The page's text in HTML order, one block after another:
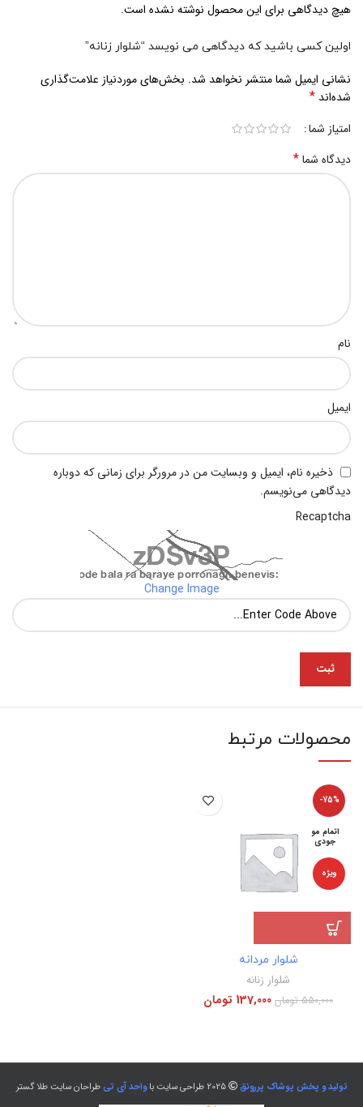
هیچ دیدگاهی برای این محصول نوشته نشده است.
اولین کسی باشید که دیدگاهی می نویسد “شلوار زنانه”
نشانی ایمیل شما منتشر نخواهد شد. بخش‌های موردنیاز علامت‌گذاری
شده‌اند *
امتیاز شما
دیدگاه شما*
نام
ایمیل
ذخیره نام، ایمیل و وبسایت من در مرورگر برای زمانی که دوباره
دیدگاهی می‌نویسم.
Recaptcha
Change Image
محصولات مرتبط
-75%
اتمام مو
جودی
ویژه
شلوار مردانه
شلوار زنانه
550,000 تومان 137,000 تومان
تولید و پخش پوشاک پررونق 2025 طراحی سایت با واحد آی تیطراحان سایت طلا گستر